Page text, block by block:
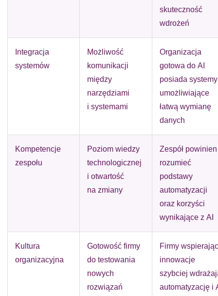
skuteczność
wdrożeń
Integracja
systemów
Możliwość
komunikacji
między
narzędziami
i systemami
Organizacja
gotowa do AI
posiada systemy
umożliwiające
łatwą wymianę
danych
Kompetencje
zespołu
Poziom wiedzy
technologicznej
i otwartość
na zmiany
Zespół powinien
rozumieć
podstawy
automatyzacji
oraz korzyści
wynikające z AI
Kultura
organizacyjna
Gotowość firmy
do testowania
nowych
rozwiązań
Firmy
innowacje
szybciej
automatyzację i